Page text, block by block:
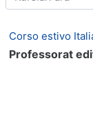
Corso estivo
Professorat